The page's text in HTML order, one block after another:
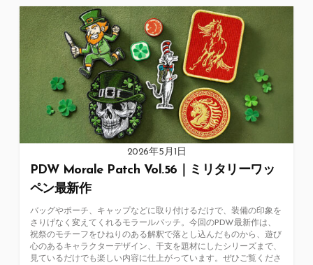
リ
ー
2026年5月1日
PDW Morale Patch Vol.56｜ミリタリーワッ
ペン最新作
バッグやポーチ、キャップなどに取り付けるだけで、装備の印象を
さりげなく変えてくれるモラールパッチ。今回のPDW最新作は、
祝祭のモチーフをひねりのある解釈で落とし込んだものから、遊び
心のあるキャラクターデザイン、干支を題材にしたシリーズまで、
見ているだけでも楽しい内容に仕上がっています。ぜひご覧くださ